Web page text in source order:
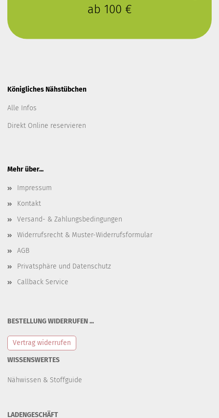
ab 100 €
Königliches Nähstübchen
Alle Infos
Direkt Online reservieren
Mehr über...
Impressum
Kontakt
Versand- & Zahlungsbedingungen
Widerrufsrecht & Muster-Widerrufsformular
AGB
Privatsphäre und Datenschutz
Callback Service
BESTELLUNG WIDERRUFEN ...
Vertrag widerrufen
WISSENSWERTES
Nähwissen & Stoffguide
LADENGESCHÄFT